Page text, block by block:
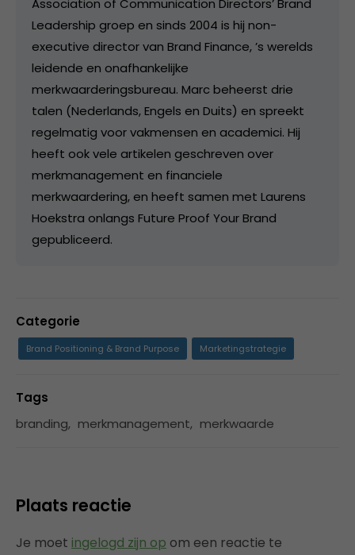
Association of Communication Directors’ Brand
Leadership groep en sinds 2004 is hij non-
executive director van Brand Finance, ’s werelds
leidende en onafhankelijke
merkwaarderingsbureau. Marc beheerst drie
talen (Nederlands, Engels en Duits) en spreekt
regelmatig voor vakmensen en academici. Hij
heeft ook vele artikelen geschreven over
merkmanagement en financiele
merkwaardering, en heeft samen met Laurens
Hoekstra onlangs Future Proof Your Brand
gepubliceerd.
Categorie
Brand Positioning & Brand Purpose Marketingstrategie
Tags
branding, merkmanagement, merkwaarde
Plaats reactie
Je moet ingelogd zijn op om een reactie te